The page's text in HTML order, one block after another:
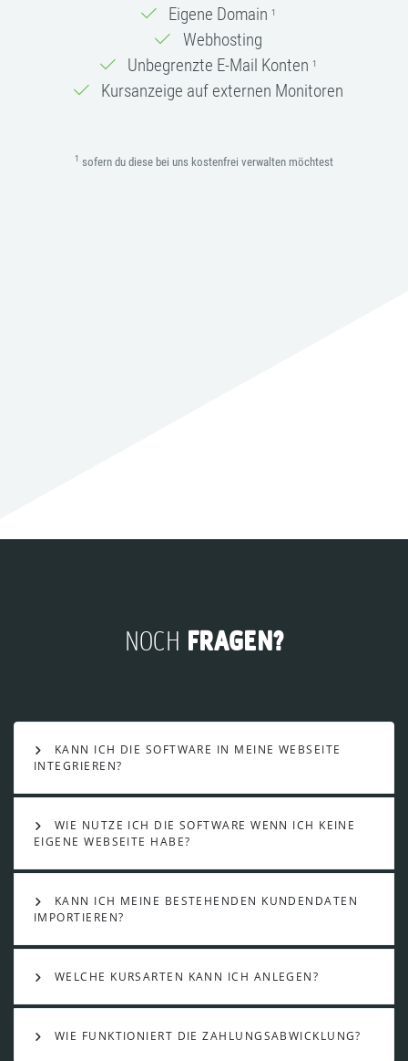
Eigene Domain1
Webhosting
Unbegrenzte E-Mail Konten1
Kursanzeige auf externen Monitoren
1 sofern du diese bei uns kostenfrei verwalten möchtest
NOCH FRAGEN?
KANN ICH DIE SOFTWARE IN MEINE WEBSEITE
INTEGRIEREN?
WIE NUTZE ICH DIE SOFTWARE WENN ICH KEINE
EIGENE WEBSEITE HABE?
KANN ICH MEINE BESTEHENDEN KUNDENDATEN
IMPORTIEREN?
WELCHE KURSARTEN KANN ICH ANLEGEN?
WIE FUNKTIONIERT DIE ZAHLUNGSABWICKLUNG?